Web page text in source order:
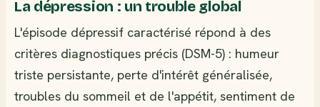
La dépression : un trouble global
L'épisode dépressif caractérisé répond à des
critères diagnostiques précis (DSM-5) : humeur
triste persistante, perte d'intérêt généralisée,
troubles du sommeil et de l'appétit, sentiment de